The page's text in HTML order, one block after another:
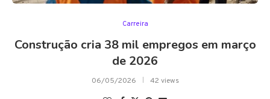
Carreira
Construção cria 38 mil empregos em março
de 2026
06/05/2026 42 views